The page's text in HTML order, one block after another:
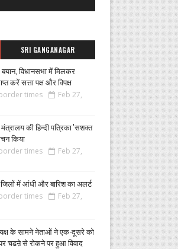
SRI GANGANAGAR
विधानसभा में मिलकर
करें सत्ता पक्ष और विपक्ष
times
Feb 27,
मंत्रालय की हिन्दी पत्रिका 'सशक्त
किया
times
Feb 27,
में आंधी और बारिश का अलर्ट
times
Feb 27,
के सामने नेताओं ने एक-दूसरे को
चढऩे से रोकने पर हुआ विवाद